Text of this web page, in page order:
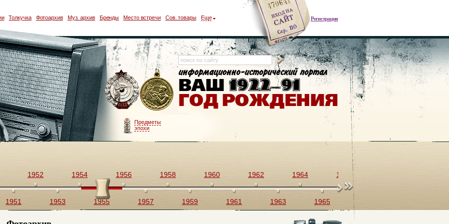
Регистрация
Толкучка Фотоархив Муз. архив Бренды Место встречи Сов. товары Еще
Предметы
эпохи
1951
1952
1953
1954
1955
1956
1957
1958
1959
1960
1961
1962
1963
1964
1965
1966